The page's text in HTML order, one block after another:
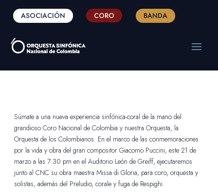
ASOCIACIÓN CORO BANDA
Súmate a una nueva experiencia sinfónica-coral de la mano del
grandioso Coro Nacional de Colombia y nuestra Orquesta, la
Orquesta de los Colombianos. En el marco de las conmemoraciones
por la vida y obra del gran compositor Giacomo Puccini, este 21 de
marzo a las 7:30 pm en el Auditorio León de Greiff, ejecutaremos
junto al CNC su obra maestra Missa di Gloria, para coro, orquesta y
solistas, además del Preludio, corale y fuga de Respighi.